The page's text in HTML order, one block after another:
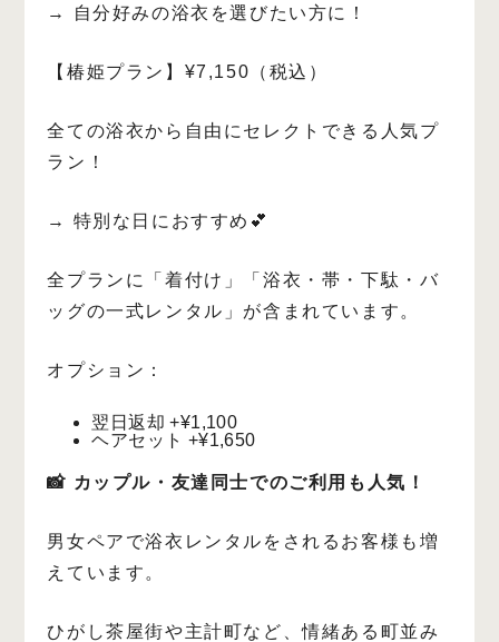
→ 自分好みの浴衣を選びたい方に！
【椿姫プラン】¥7,150（税込）
全ての浴衣から自由にセレクトできる人気プ
ラン！
→ 特別な日におすすめ💕
全プランに「着付け」「浴衣・帯・下駄・バ
ッグの一式レンタル」が含まれています。
オプション：
翌日返却 +¥1,100
ヘアセット +¥1,650
📸 カップル・友達同士でのご利用も人気！
男女ペアで浴衣レンタルをされるお客様も増
えています。
ひがし茶屋街や主計町など、情緒ある町並み